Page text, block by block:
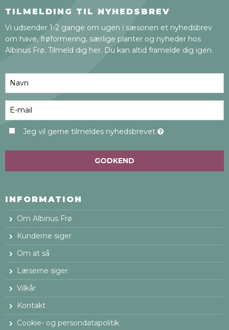
TILMELDING TIL NYHEDSBREV
Vi udsender 1-2 gange om ugen i sæsonen et nyhedsbrev
om have, frøformering, særlige planter og nyheder hos
Albinus Frø. Tilmeld dig her. Du kan altid framelde dig igen.
Jeg vil gerne tilmeldes nyhedsbrevet
GODKEND
INFORMATION
Om Albinus Frø
Kunderne siger
Om at så
Læserne siger
Vilkår
Kontakt
Cookie- og persondatapolitik